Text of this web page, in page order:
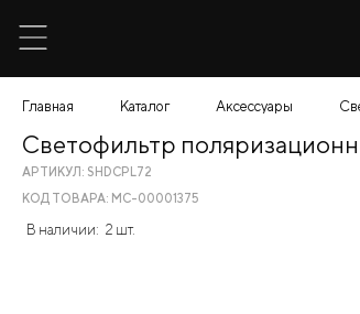
Главная Каталог Аксессуары
Светофильтр
АРТИКУЛ: SHDCPL72
КОД ТОВАРА: МС-00001375
В наличии: 2 шт.